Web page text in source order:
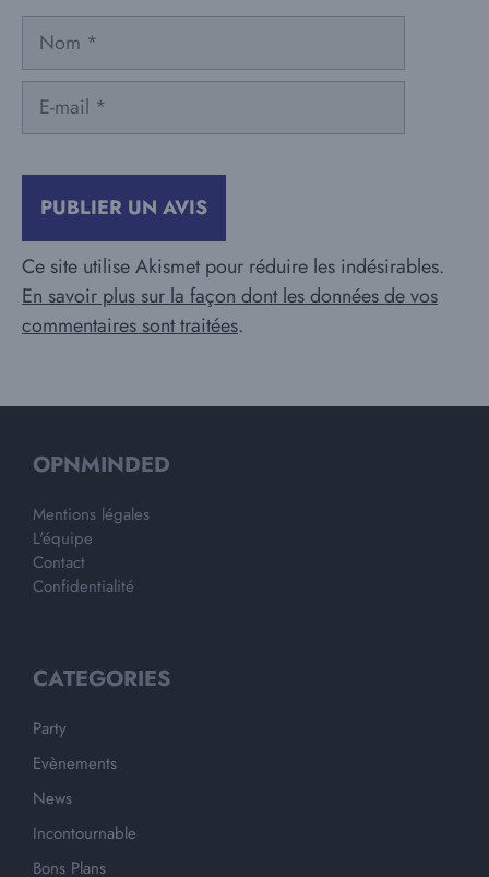
Nom
mail
Ce site utilise Akismet pour réduire les indésirables.
En savoir plus sur la façon dont les données de vos
commentaires sont traitées.
OPNMINDED
Mentions légales
L'équipe
Contact
Confidentialité
CATEGORIES
Party
Evènements
News
Incontournable
Bons Plans